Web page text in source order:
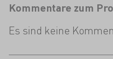
Kommentare zum
Es sind keine